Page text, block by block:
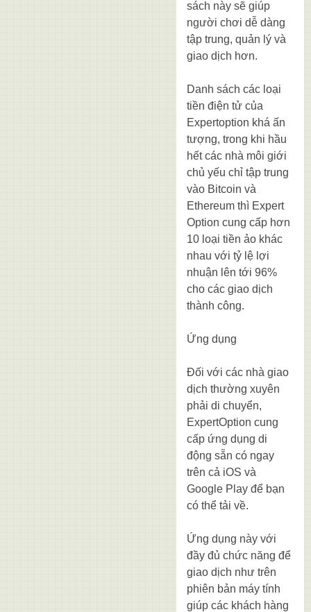
sách này sẽ giúp
người chơi dễ dàng
tập trung, quản lý và
giao dịch hơn.
Danh sách các loại
tiền điện tử của
Expertoption khá ấn
tượng, trong khi hầu
hết các nhà môi giới
chủ yếu chỉ tập trung
vào Bitcoin và
Ethereum thì Expert
Option cung cấp hơn
10 loại tiền ảo khác
nhau với tỷ lệ lợi
nhuận lên tới 96%
cho các giao dịch
thành công.
Ứng dụng
Đối với các nhà giao
dịch thường xuyên
phải di chuyển,
ExpertOption cung
cấp ứng dụng di
động sẵn có ngay
trên cả iOS và
Google Play để bạn
có thể tải về.
Ứng dụng này với
đầy đủ chức năng để
giao dịch như trên
phiên bản máy tính
giúp các khách hàng